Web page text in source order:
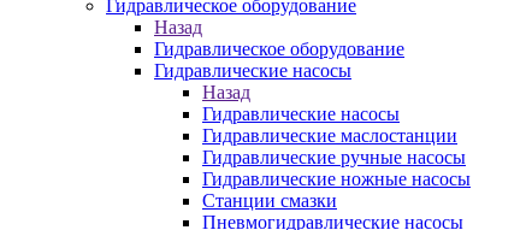
Гидравлическое оборудование
Назад
Гидравлическое оборудование
Гидравлические насосы
Назад
Гидравлические насосы
Гидравлические маслостанции
Гидравлические ручные насосы
Гидравлические ножные насосы
Станции смазки
Пневмогидравлические насосы